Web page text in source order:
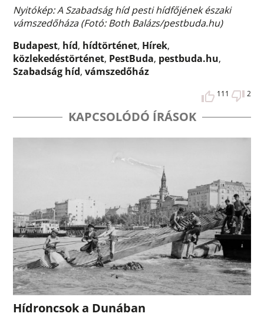
Nyitókép: A Szabadság híd pesti hídfőjének északi
vámszedőháza (Fotó: Both Balázs/pestbuda.hu)
Budapest, híd, hídtörténet, Hírek,
közlekedéstörténet, PestBuda, pestbuda.hu,
Szabadság híd,vámszedőház
111 2
KAPCSOLÓDÓ ÍRÁSOK
Hídroncsok a Dunában